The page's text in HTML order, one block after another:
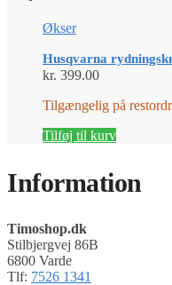
Økser
Husqvarna
kr. 399.00
Tilgængelig på
Tilføj til kurv
Information
Timoshop.dk
Stilbjergvej 86B
6800 Varde
Tlf: 7526 1341